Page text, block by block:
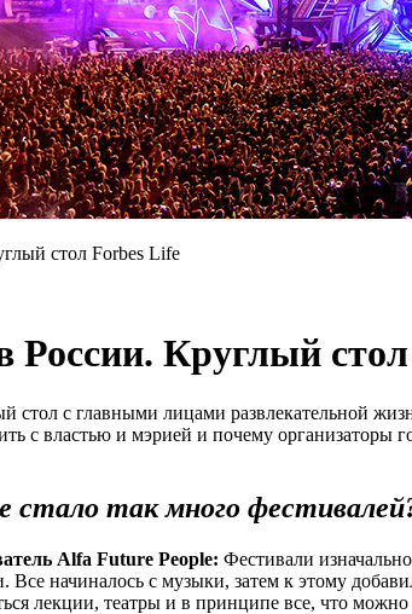
стол Forbes Life
России. Круглый
стол с главными лицами развлекательной
с властью и мэрией и почему
стало так много
Alfa Future People: Фестивали
начиналось с музыки, затем к этому
лекции, театры и в принципе все, что